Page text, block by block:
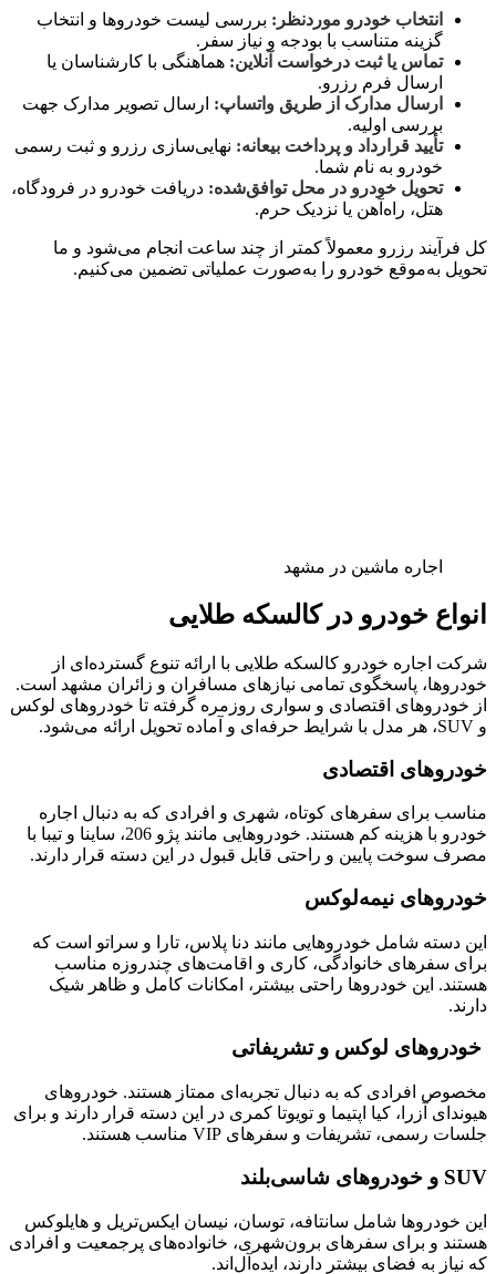
انتخاب خودرو موردنظر: بررسی لیست خودروها و انتخاب
گزینه متناسب با بودجه و نیاز سفر.
تماس یا ثبت درخواست آنلاین: هماهنگی با کارشناسان یا
ارسال فرم رزرو.
ارسال مدارک از طریق واتساپ: ارسال تصویر مدارک جهت
بررسی اولیه.
تأیید قرارداد و پرداخت بیعانه: نهایی‌سازی رزرو و ثبت رسمی
خودرو به نام شما.
تحویل خودرو در محل توافق‌شده: دریافت خودرو در فرودگاه،
هتل، راه‌آهن یا نزدیک حرم.
کل فرآیند رزرو معمولاً کمتر از چند ساعت انجام می‌شود و ما
تحویل به‌موقع خودرو را به‌صورت عملیاتی تضمین می‌کنیم.
اجاره ماشین در مشهد
انواع خودرو در کالسکه طلایی
شرکت اجاره خودرو کالسکه طلایی با ارائه تنوع گسترده‌ای از
خودروها، پاسخگوی تمامی نیازهای مسافران و زائران مشهد است.
از خودروهای اقتصادی و سواری روزمره گرفته تا خودروهای لوکس
و SUV، هر مدل با شرایط حرفه‌ای و آماده تحویل ارائه می‌شود.
خودروهای اقتصادی
مناسب برای سفرهای کوتاه، شهری و افرادی که به دنبال اجاره
خودرو با هزینه کم هستند. خودروهایی مانند پژو 206، ساینا و تیبا با
مصرف سوخت پایین و راحتی قابل قبول در این دسته قرار دارند.
خودروهای نیمه‌لوکس
این دسته شامل خودروهایی مانند دنا پلاس، تارا و سراتو است که
برای سفرهای خانوادگی، کاری و اقامت‌های چندروزه مناسب
هستند. این خودروها راحتی بیشتر، امکانات کامل و ظاهر شیک
دارند.
خودروهای لوکس و تشریفاتی
مخصوص افرادی که به دنبال تجربه‌ای ممتاز هستند. خودروهای
هیوندای آزرا، کیا اپتیما و تویوتا کمری در این دسته قرار دارند و برای
جلسات رسمی، تشریفات و سفرهای VIP مناسب هستند.
SUV و خودروهای شاسی‌بلند
این خودروها شامل سانتافه، توسان، نیسان ایکس‌تریل و هایلوکس
هستند و برای سفرهای برون‌شهری، خانواده‌های پرجمعیت و افرادی
که نیاز به فضای بیشتر دارند، ایده‌آل‌اند.